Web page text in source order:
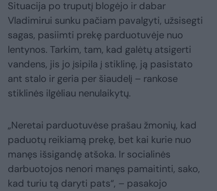
Situacija po truputį blogėjo ir dabar
Vladimirui sunku pačiam pavalgyti, užsisegti
sagas, pasiimti prekę parduotuvėje nuo
lentynos. Tarkim, tam, kad galėtų atsigerti
vandens, jis jo įsipila į stiklinę, ją pasistato
ant stalo ir geria per šiaudelį – rankose
stiklinės ilgėliau nenulaikytų.
„Neretai parduotuvėse prašau žmonių, kad
paduotų reikiamą prekę, bet kai kurie nuo
manęs išsigandę atšoka. Ir socialinės
darbuotojos nenori manęs pamaitinti, sako,
kad turiu tą daryti pats“, – pasakojo